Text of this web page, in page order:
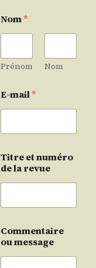
Nom*
Prénom Nom
E-mail*
Titre et numéro
de la revue
Commentaire
ou message